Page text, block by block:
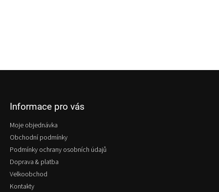
Informace pro vás
Moje objednávka
Obchodní podmínky
Podmínky ochrany osobních údajů
Doprava & platba
Velkoobchod
Kontakty